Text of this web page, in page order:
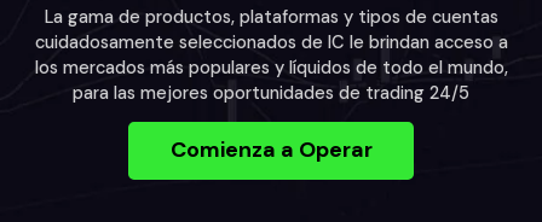
La gama de productos, plataformas y tipos de cuentas
cuidadosamente seleccionados de IC le brindan acceso a
los mercados más populares y líquidos de todo el mundo,
para las mejores oportunidades de trading 24/5
Comienza a Operar